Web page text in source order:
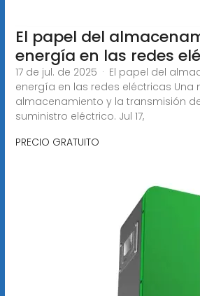
El papel del
energía en las redes
17 de jul. de 2025 · El papel del
energía en las redes eléctricas
almacenamiento y la transmisión
suministro eléctrico. Jul 17,
PRECIO GRATUITO